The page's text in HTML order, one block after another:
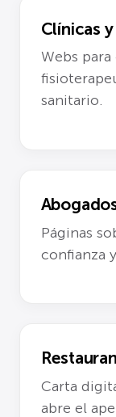
Clínicas
Webs
sanitario.
Páginas
confianza
Carta
abre el